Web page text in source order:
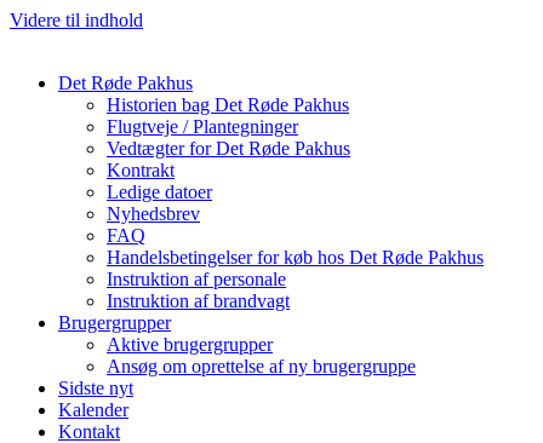
Videre til indhold
Det Røde Pakhus
Historien bag Det Røde Pakhus
Flugtveje / Plantegninger
Vedtægter for Det Røde Pakhus
Kontrakt
Ledige datoer
Nyhedsbrev
FAQ
Handelsbetingelser for køb hos Det Røde Pakhus
Instruktion af personale
Instruktion af brandvagt
Brugergrupper
Aktive brugergrupper
Ansøg om oprettelse af ny brugergruppe
Sidste nyt
Kalender
Kontakt